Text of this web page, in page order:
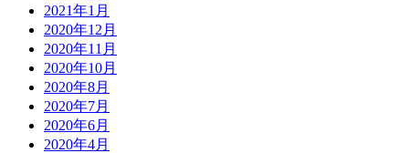
2021年1月
2020年12月
2020年11月
2020年10月
2020年8月
2020年7月
2020年6月
2020年4月